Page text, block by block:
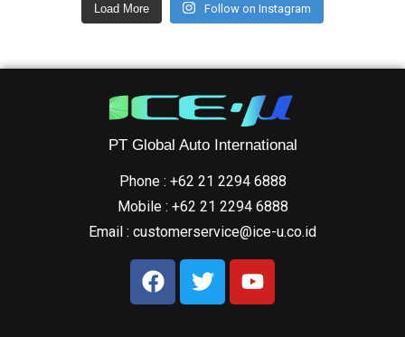
Load More Follow on Instagram
PT Global Auto International
Phone : +62 21 2294 6888
Mobile : +62 21 2294 6888
Email : customerservice@ice-u.co.id